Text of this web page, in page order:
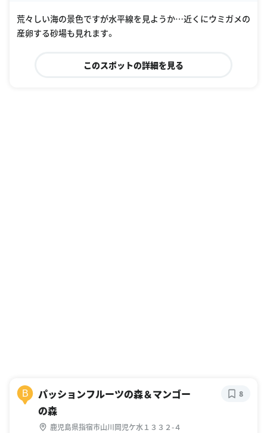
荒々しい海の景色ですが水平線を見ようか…近くにウミガメの
このスポットの詳細を見る
B
パッションフルーツの森＆マンゴー
の森
鹿児島県指宿市山川岡児ケ水１３３２-４
8